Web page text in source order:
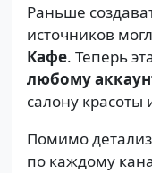
Раньше
источников
Кафе. Теперь
любому
салону красоты
Помимо
по каждому